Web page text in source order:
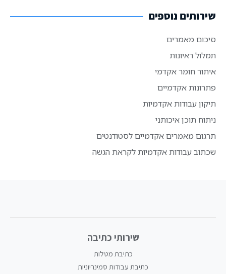
שירותים נוספים
סיכום מאמרים
תמלול ראיונות
איתור חומר אקדמי
פתרונות אקדמיים
תיקון עבודות אקדמיות
ניתוח תוכן איכותני
תרגום מאמרים אקדמיים לסטודנטים
שכתוב עבודות אקדמיות לקראת הגשה
שירותי כתיבה
כתיבת מטלות
כתיבת עבודות סמינריוניות